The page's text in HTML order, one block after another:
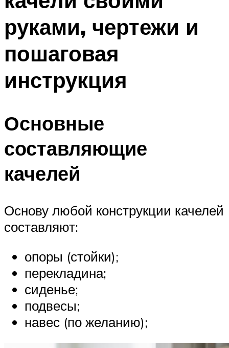
руками, чертежи и
пошаговая
инструкция
Основные
составляющие
качелей
Основу любой конструкции качелей
составляют:
опоры (стойки);
перекладина;
сиденье;
подвесы;
навес (по желанию);